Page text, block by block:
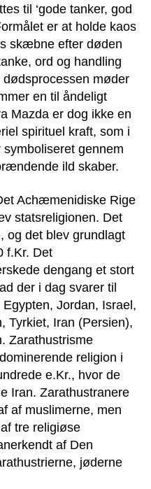
til ‘gode tanker, god
er at holde kaos
skæbne efter døden
ord og handling
møder
en til åndeligt
Mazda er dog ikke en
spirituel kraft, som i
gennem
ild skaber.
Achæmenidiske Rige
statsreligionen. Det
og det blev grundlagt
f.Kr. Det
dengang et stort
der i dag svarer til
Jordan, Israel,
Tyrkiet, Iran (Persien),
Zarathustrisme
religion i
e.Kr., hvor de
Iran. Zarathustranere
af muslimerne, men
tre religiøse
af Den
jøderne